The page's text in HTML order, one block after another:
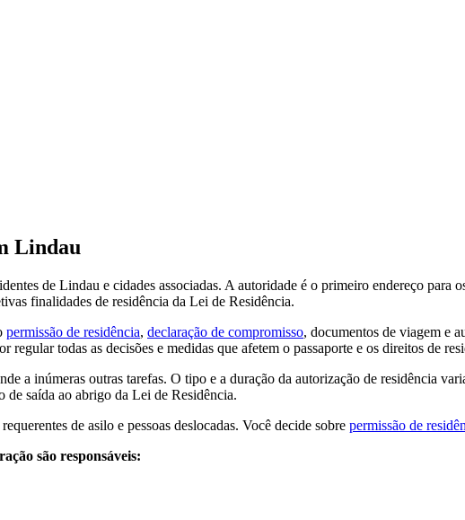
Lindau
de Lindau e cidades associadas. A autoridade é o primeiro endereço para
finalidades de residência da Lei de Residência.
permissão de residência, declaração de compromisso, documentos de viagem e
regular todas as decisões e medidas que afetem o passaporte e os direitos de
a inúmeras outras tarefas. O tipo e a duração da autorização de residência
de saída ao abrigo da Lei de Residência.
de asilo e pessoas deslocadas. Você decide sobre permissão de
são responsáveis: